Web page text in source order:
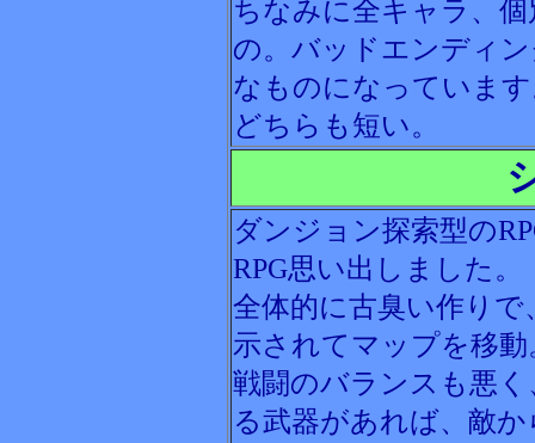
ちなみに全キャラ、
の。バッドエンディ
なものになっていま
どちらも短い。
ダンジョン探索型の
RPG思い出しました。
全体的に古臭い作り
示されてマップを移動
戦闘のバランスも悪
る武器があれば、敵